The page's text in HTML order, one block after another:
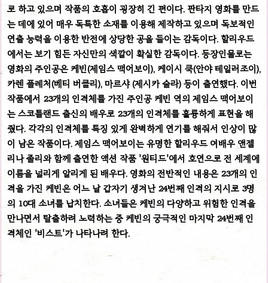
로 하고 있으며 작품의 호흡이 굉장히 긴 편이다. 판타지 영화를 만드
는 데에 있어 매우 독특한 소재를 이용해 제작하고 있으며 독보적인
연출 능력을 이용한 반전에 상당한 공을 들이는 감독이다. 할리우드
에서는 보기 힘든 자신만의 색깔이 확실한 감독이다. 등장인물로는
영화의 주인공은 케빈(제임스 맥어보이), 케이시 쿡(안야 테일러조이),
카렌 플레처(베티 버클리), 마르샤 (제시카 술라) 등이 출연했다. 이번
작품에서 23개의 인격체를 가진 주인공 케빈 역의 제임스 맥어보이
는 스코틀랜드 출신의 배우로 23개의 인격체를 훌륭하게 표현을 해
줬다. 각각의 인격체를 특징 있게 완벽하게 연기를 해줘서 인상이 많
이 남은 작품이다. 제임스 맥어보이는 유명한 할리우드 여배우 앤젤
리나 졸리와 함께 출연한 액션 작품 '원티드'에서 호연으로 전 세계에
이름을 널리게 알리게 된 배우다. 영화의 전반적인 내용은 23개의 인
격을 가진 케빈은 어느 날 갑자기 생겨난 24번째 인격의 지시로 3명
의 10대 소녀를 납치한다. 소녀들은 케빈의 다양하고 위험한 인격을
만나면서 탈출하려 노력하는 중 케빈의 궁극적인 마지막 24번째 인
격체인 '비스트'가 나타나려 한다.